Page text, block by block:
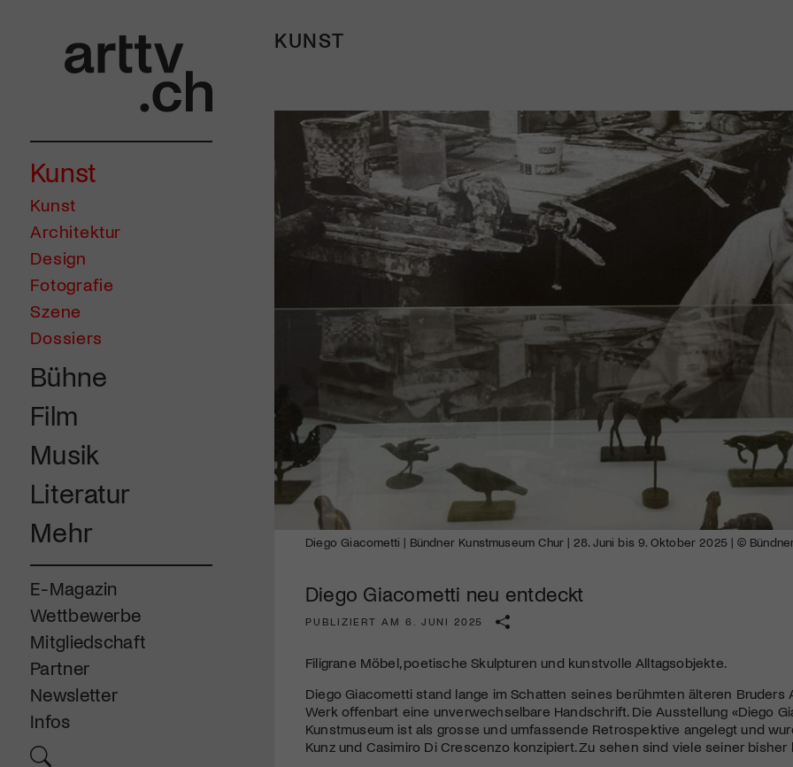
Kunst
Kunst
Architektur
Design
Fotografie
Szene
Dossiers
Bühne
Film
Musik
Literatur
Mehr
E-Magazin
Wettbewerbe
Mitgliedschaft
Partner
Newsletter
Infos
KUNST
​Diego Giacometti | Bündner Kunstmuseum Chur | 28. Juni bis 9. Oktober 2025 | ©
Diego Giacometti neu entdeckt
PUBLIZIERT AM 6. JUNI 2025
Filigrane Möbel, poetische Skulpturen und kunstvolle Alltagsobjekte.
Diego Giacometti stand lange im Schatten seines berühmten älteren Bruders
Werk offenbart eine unverwechselbare Handschrift. Die Ausstellung «​Diego
Kunstmuseum ist als grosse und umfassende Retrospektive angelegt und
Kunz und Casimiro Di Crescenzo konzipiert. Zu sehen sind viele seiner
Mach mit: «Be Part of the Art»!
Engagiere dich als Kulturliebhaber:in, Kulturschaffende(r) oder
Kulturinstitution und unterstütze unsere Arbeit.
Mit deiner Mitgliedschaft erhältst du kostenlosen Zugang zu
diversen Kulturevents.
Jetzt Mitglied werden